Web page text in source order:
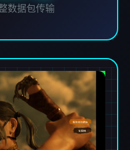
数据包传输